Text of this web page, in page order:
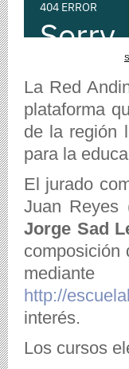
La Red
plataforma
de la región
para la
El jurado
Juan Reyes
Jorge Sad
composición
http://
interés.
Los cursos